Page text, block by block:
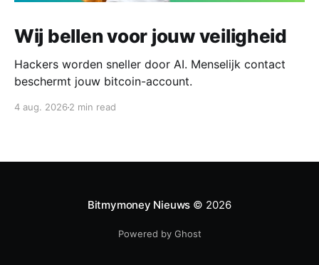
Wij bellen voor jouw veiligheid
Hackers worden sneller door AI. Menselijk contact
beschermt jouw bitcoin-account.
4 aug. 2026 2 min read
Bitmymoney Nieuws © 2026
Powered by Ghost